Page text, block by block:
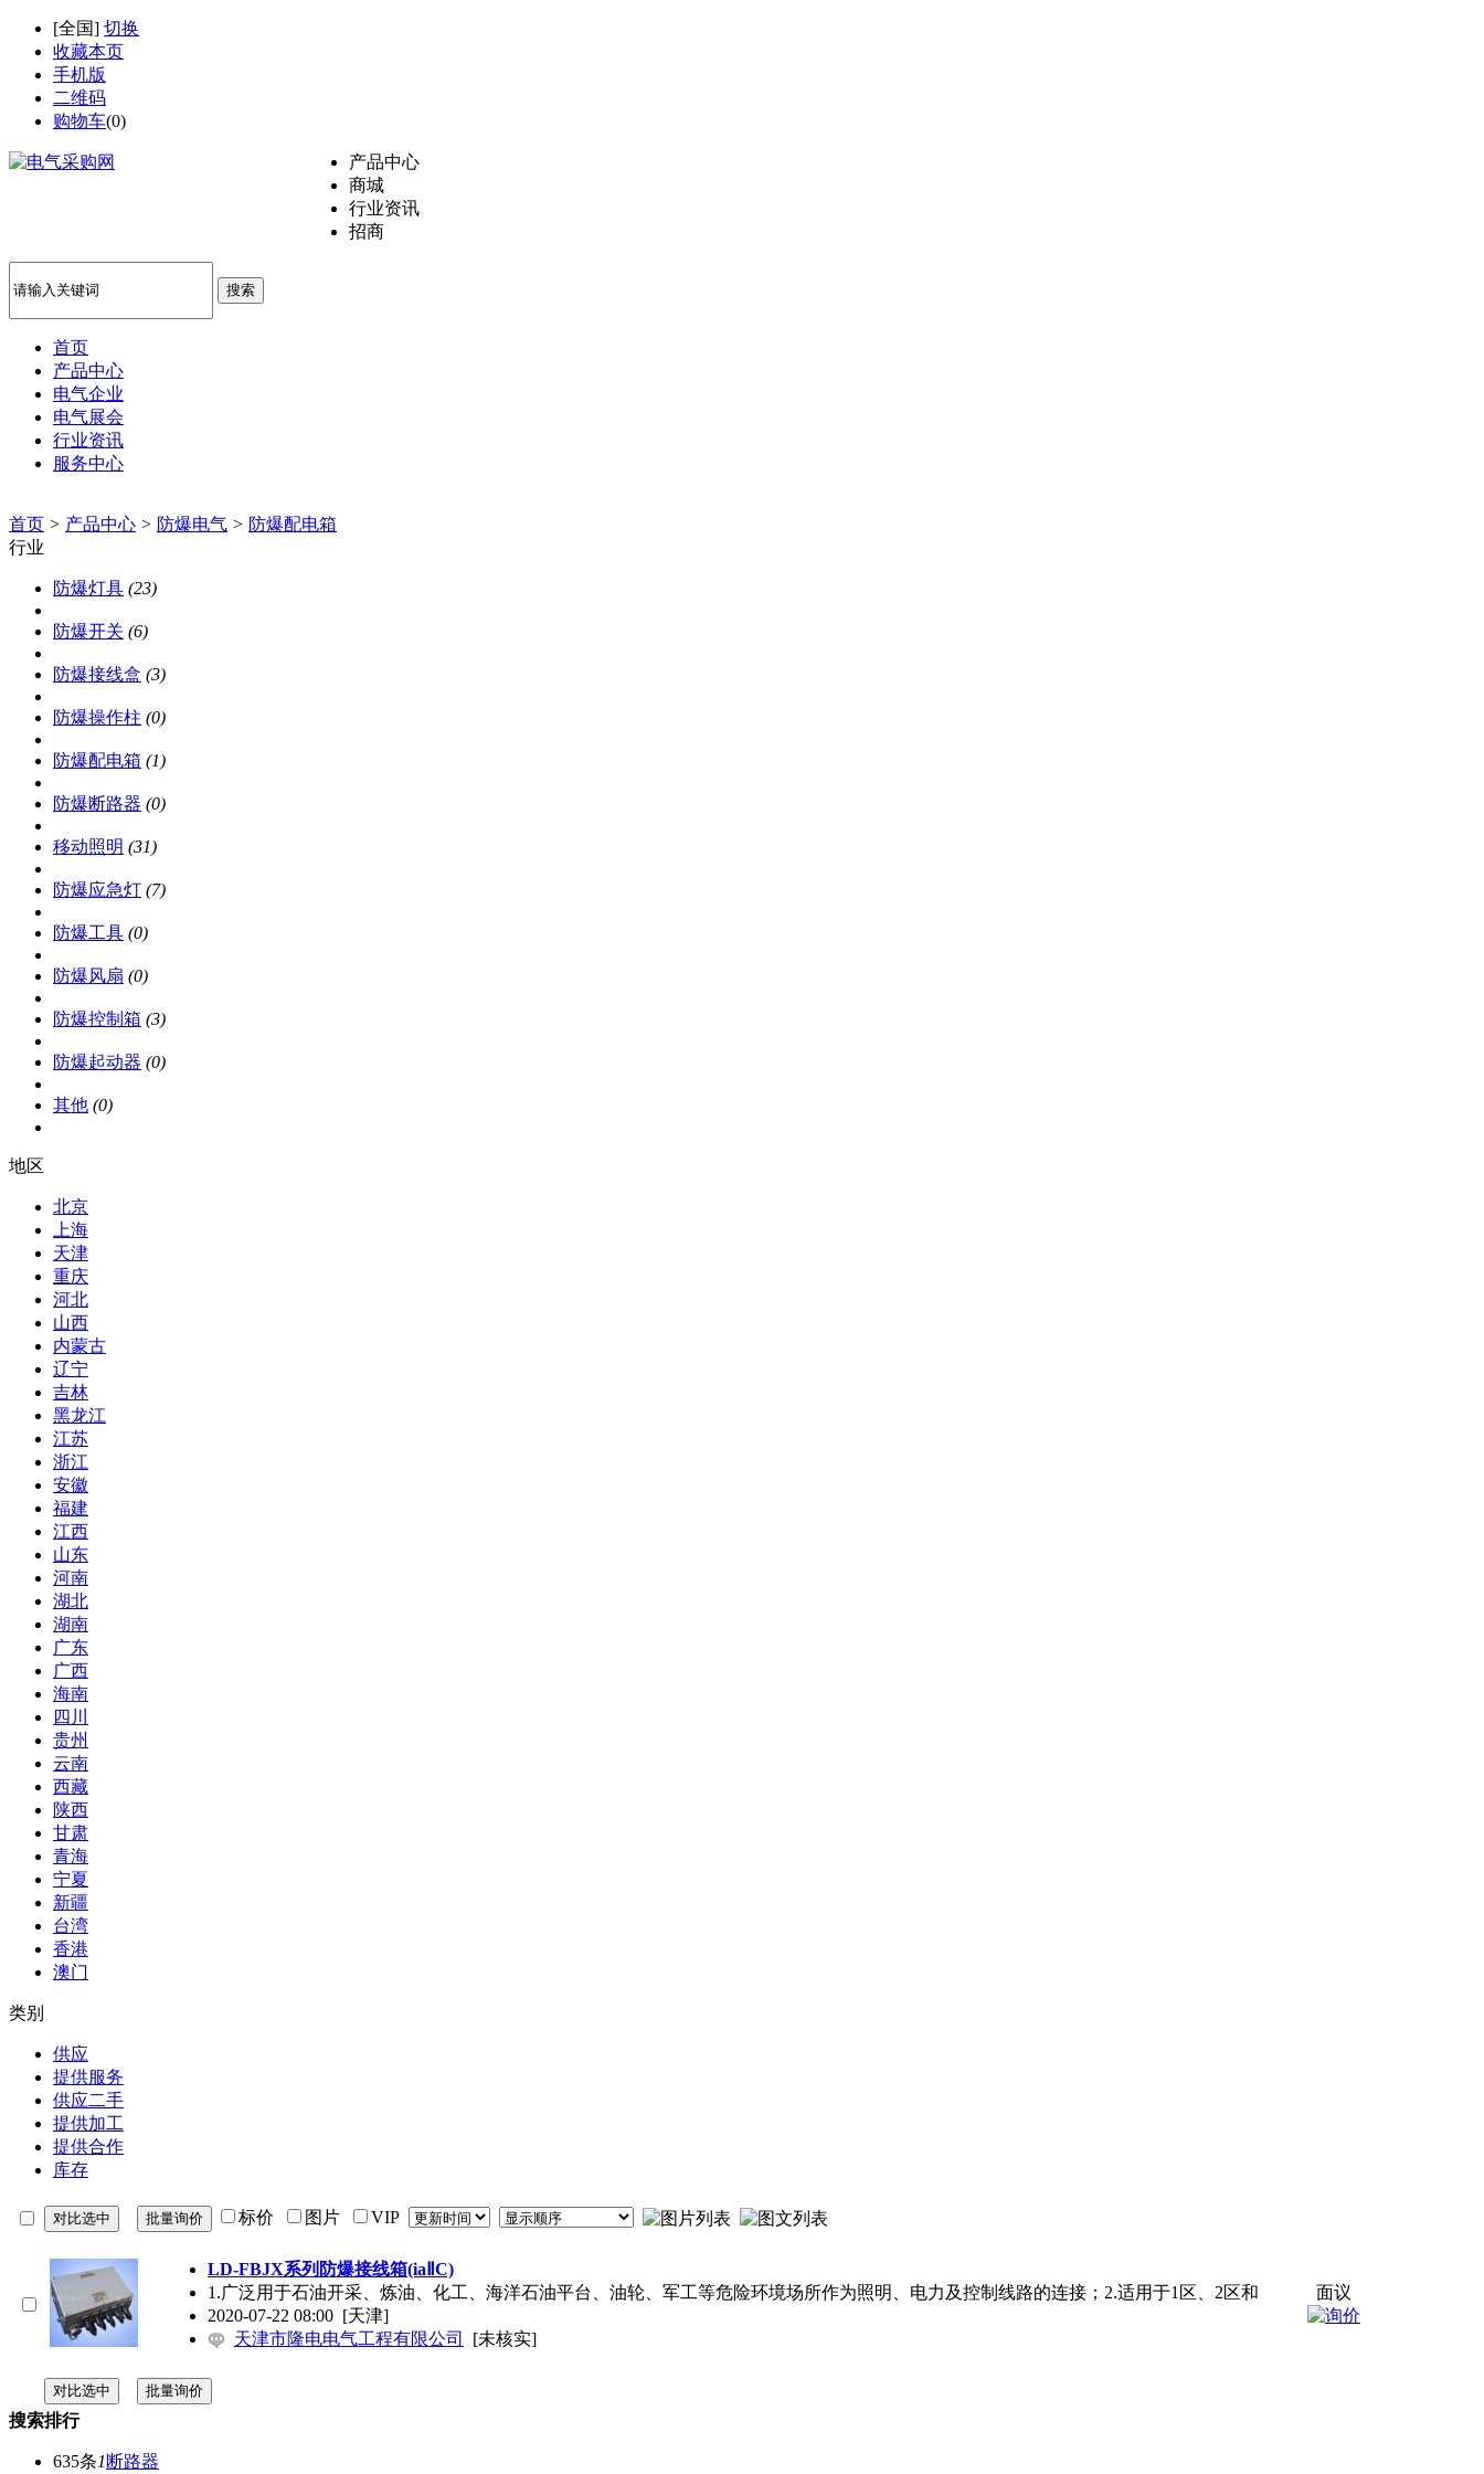
[全国] 切换
收藏本页
手机版
二维码
购物车(0)
产品中心
商城
行业资讯
招商
搜索
首页
产品中心
电气企业
电气展会
行业资讯
服务中心
首页 > 产品中心 > 防爆电气 > 防爆配电箱
行业
防爆灯具 (23)
防爆开关 (6)
防爆接线盒 (3)
防爆操作柱 (0)
防爆配电箱 (1)
防爆断路器 (0)
移动照明 (31)
防爆应急灯 (7)
防爆工具 (0)
防爆风扇 (0)
防爆控制箱 (3)
防爆起动器 (0)
其他 (0)
地区
北京
上海
天津
重庆
河北
山西
内蒙古
辽宁
吉林
黑龙江
江苏
浙江
安徽
福建
江西
山东
河南
湖北
湖南
广东
广西
海南
四川
贵州
云南
西藏
陕西
甘肃
青海
宁夏
新疆
台湾
香港
澳门
类别
供应
提供服务
供应二手
提供加工
提供合作
库存
标价 图片 VIP
LD-FBJX系列防爆接线箱(iaⅡC)
1.广泛用于石油开采、炼油、化工、海洋石油平台、油轮、军工等危险环境场所作为照明、电力及控制线路的连接；2.适用于1区、2区和
2020-07-22 08:00 [天津]
天津市隆电电气工程有限公司
[未核实]
面议
搜索排行
635条1 断路器